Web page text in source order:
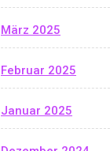
März 2025
Februar 2025
Januar 2025